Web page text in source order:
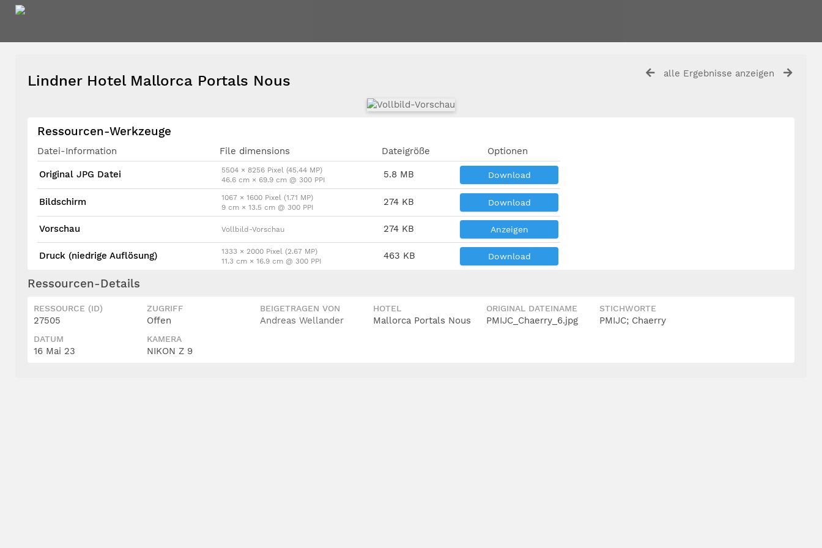
alle Ergebnisse anzeigen
Lindner Hotel Mallorca Portals Nous
Ressourcen-Werkzeuge
Datei-Information File dimensions Dateigröße Optionen
Original JPG Datei
5504 × 8256 Pixel (45.44 MP)
46.6 cm × 69.9 cm @ 300 PPI
5.8 MB Download
Bildschirm
1067 × 1600 Pixel (1.71 MP)
9 cm × 13.5 cm @ 300 PPI
274 KB Download
Vorschau Vollbild-Vorschau 274 KB Anzeigen
Druck (niedrige Auflösung)
1333 × 2000 Pixel (2.67 MP)
11.3 cm × 16.9 cm @ 300 PPI
463 KB Download
Ressourcen-Details
RESSOURCE (ID)
27505
ZUGRIFF
Offen
BEIGETRAGEN VON
Andreas Wellander
HOTEL
Mallorca Portals Nous
ORIGINAL DATEINAME
PMIJC_Chaerry_6.jpg
STICHWORTE
PMIJC; Chaerry
DATUM
16 Mai 23
KAMERA
NIKON Z 9